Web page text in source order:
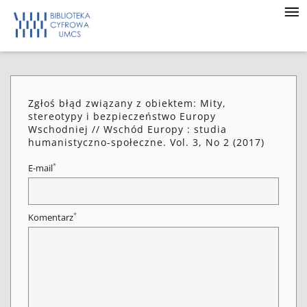
Zgłoś błąd związany z obiektem: Mity,
stereotypy i bezpieczeństwo Europy
Wschodniej // Wschód Europy : studia
humanistyczno-społeczne. Vol. 3, No 2 (2017)
E-mail*
Komentarz*